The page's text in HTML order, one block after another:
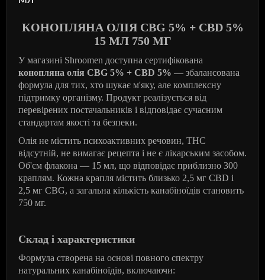
КОНОПЛЯНА ОЛІЯ CBG 5% + CBD 5%
15 МЛ 750 МГ
У магазині Shroomen доступна сертифікована
конопляна олія CBG 5% + CBD 5% — збалансована
формула для тих, хто шукає м'яку, але комплексну
підтримку організму. Продукт реалізується від
перевірених постачальників і відповідає сучасним
стандартам якості та безпеки.
Олія не містить психоактивних речовин, THC
відсутній, не вимагає рецепта і не є лікарським засобом.
Об'єм флакона — 15 мл, що відповідає приблизно 300
краплям. Кожна крапля містить близько 2,5 мг CBD і
2,5 мг CBG, а загальна кількість канабіноїдів становить
750 мг.
Склад і характеристики
Формула створена на основі повного спектру
натуральних канабіноїдів, включаючи: